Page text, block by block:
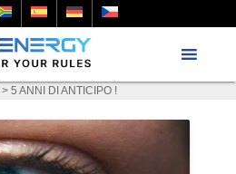
> 5 ANNI DI ANTICIPO !